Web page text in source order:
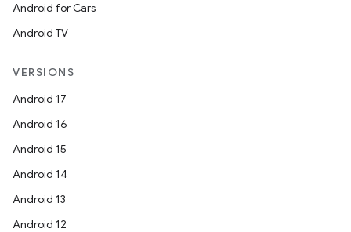
Android for Cars
Android TV
VERSIONS
Android 17
Android 16
Android 15
Android 14
Android 13
Android 12